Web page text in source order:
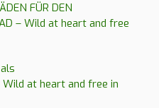
FÜR DEN
– Wild at heart and free
at heart and free in